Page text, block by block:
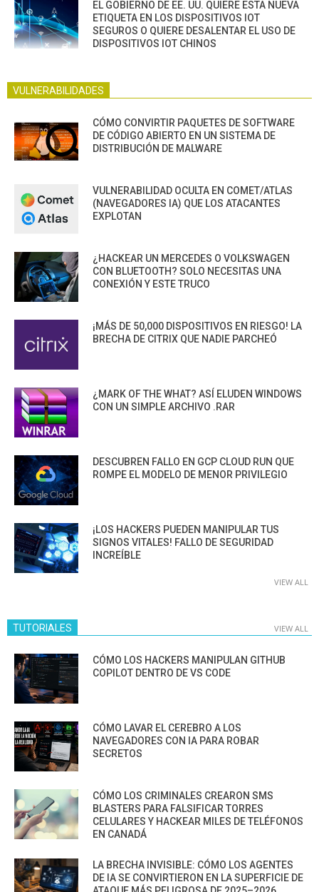
EL GOBIERNO DE EE. UU. QUIERE ESTA NUEVA
ETIQUETA EN LOS DISPOSITIVOS IOT
SEGUROS O QUIERE DESALENTAR EL USO DE
DISPOSITIVOS IOT CHINOS
VULNERABILIDADES
CÓMO CONVIRTIR PAQUETES DE SOFTWARE
DE CÓDIGO ABIERTO EN UN SISTEMA DE
DISTRIBUCIÓN DE MALWARE
VULNERABILIDAD OCULTA EN COMET/ATLAS
(NAVEGADORES IA) QUE LOS ATACANTES
EXPLOTAN
¿HACKEAR UN MERCEDES O VOLKSWAGEN
CON BLUETOOTH? SOLO NECESITAS UNA
CONEXIÓN Y ESTE TRUCO
¡MÁS DE 50,000 DISPOSITIVOS EN RIESGO! LA
BRECHA DE CITRIX QUE NADIE PARCHEÓ
¿MARK OF THE WHAT? ASÍ ELUDEN WINDOWS
CON UN SIMPLE ARCHIVO .RAR
DESCUBREN FALLO EN GCP CLOUD RUN QUE
ROMPE EL MODELO DE MENOR PRIVILEGIO
¡LOS HACKERS PUEDEN MANIPULAR TUS
SIGNOS VITALES! FALLO DE SEGURIDAD
INCREÍBLE
VIEW ALL
TUTORIALES VIEW ALL
CÓMO LOS HACKERS MANIPULAN GITHUB
COPILOT DENTRO DE VS CODE
CÓMO LAVAR EL CEREBRO A LOS
NAVEGADORES CON IA PARA ROBAR
SECRETOS
CÓMO LOS CRIMINALES CREARON SMS
BLASTERS PARA FALSIFICAR TORRES
CELULARES Y HACKEAR MILES DE TELÉFONOS
EN CANADÁ
LA BRECHA INVISIBLE: CÓMO LOS AGENTES
DE IA SE CONVIRTIERON EN LA SUPERFICIE DE